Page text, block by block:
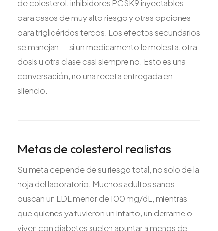
de colesterol, inhibidores PCSK9 inyectables
para casos de muy alto riesgo y otras opciones
para triglicéridos tercos. Los efectos secundarios
se manejan — si un medicamento le molesta, otra
dosis u otra clase casi siempre no. Esto es una
conversación, no una receta entregada en
silencio.
Metas de colesterol realistas
Su meta depende de su riesgo total, no solo de la
hoja del laboratorio. Muchos adultos sanos
buscan un LDL menor de 100 mg/dL, mientras
que quienes ya tuvieron un infarto, un derrame o
viven con diabetes suelen apuntar a menos de